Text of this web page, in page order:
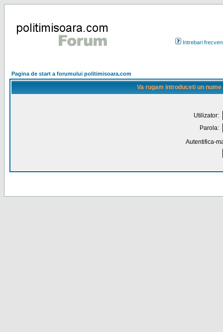
Intrebari
Pagina de start a forumului politimisoara.com
Va rugam introduceti un
Utilizator:
Parola:
Autentifica-